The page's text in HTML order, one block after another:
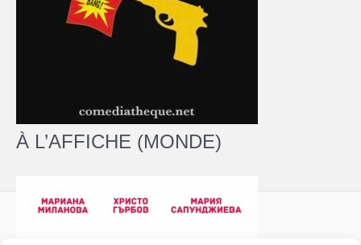
À L’AFFICHE (MONDE)